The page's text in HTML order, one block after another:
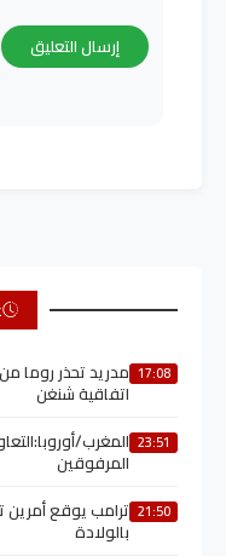
17:08 مدريد تحذر روما
اتفاقية شنغن
23:51 المغرب/
المرفوقين
21:50 ترامب يوقع أمرين
بالولادة